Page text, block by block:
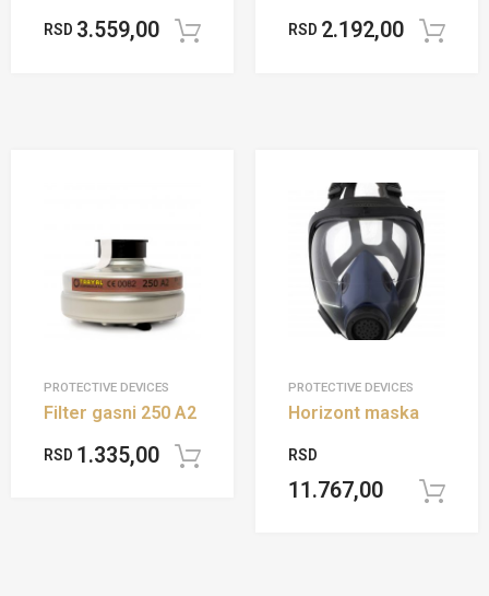
RSD 3.559,00 Add to cart
RSD 2.192,00
PROTECTIVE DEVICES
Filter gasni 250 A2
RSD 1.335,00 Add to cart
PROTECTIVE DEVICES
Horizont maska
RSD
11.767,00